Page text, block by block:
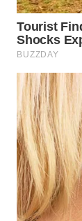
WAHANA
NEWS
WAHANA
TANI
WAHANA
ADVOKAT
WAHANA
WAHANA